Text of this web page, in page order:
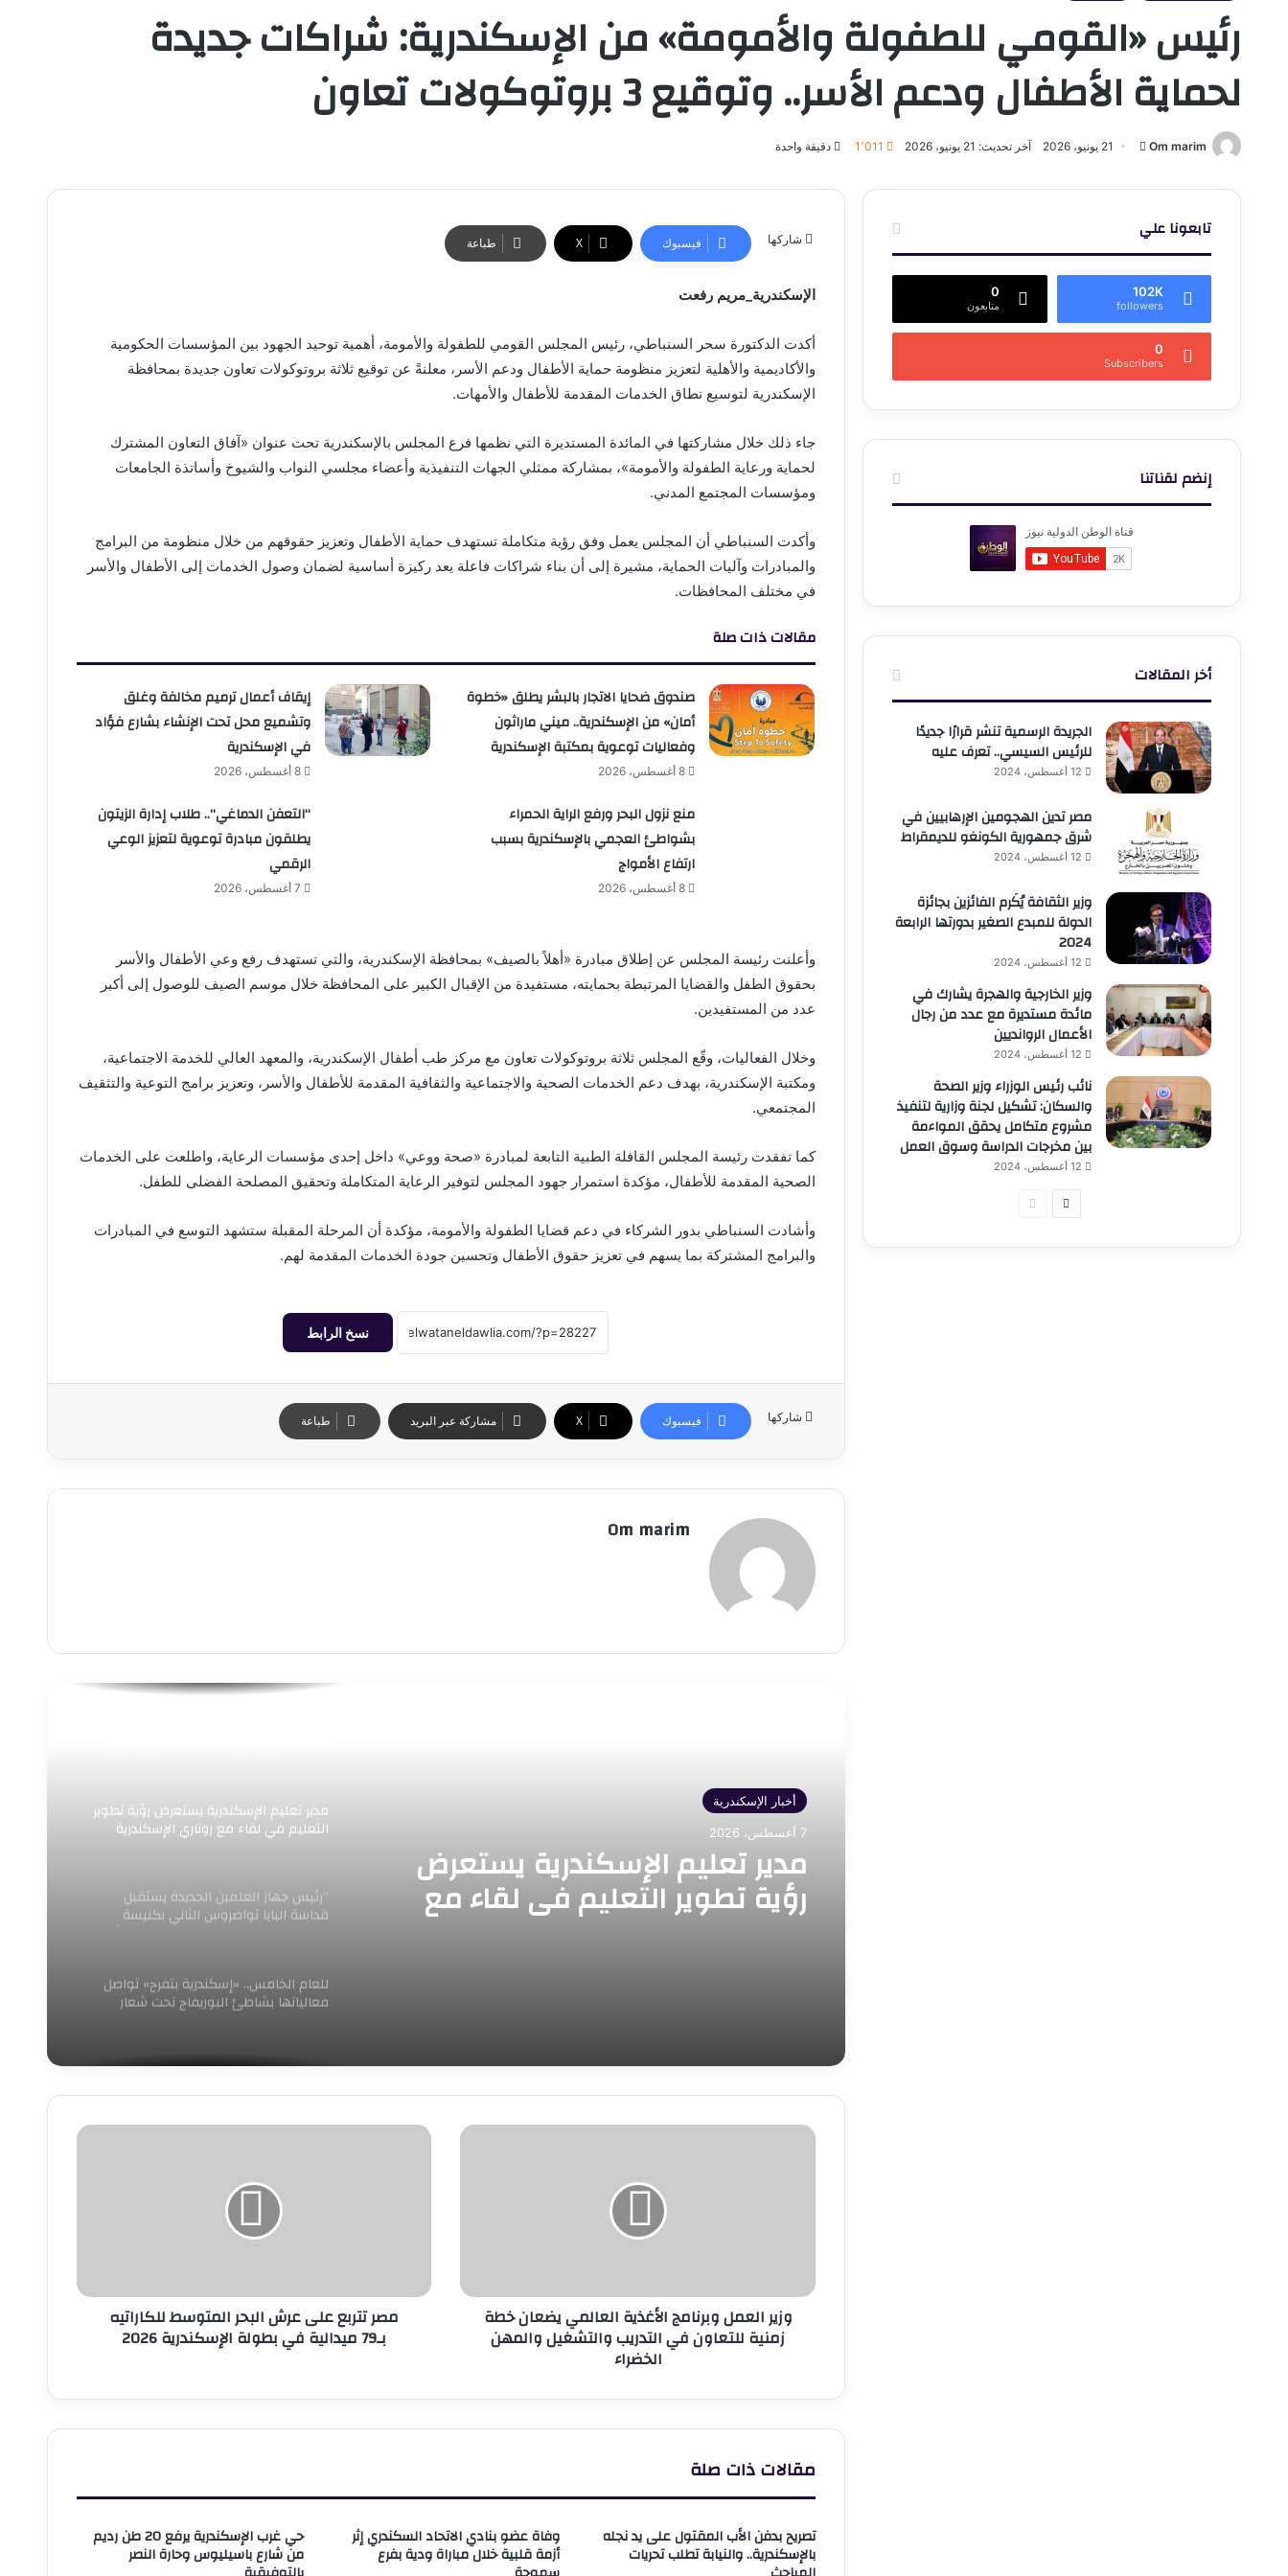
رئيس «القومي للطفولة والأمومة» من الإسكندرية: شراكات جديدة
لحماية الأطفال ودعم الأسر.. وتوقيع 3 بروتوكولات تعاون
Om marim أرسل
إلكترونيا
21 يونيو، 2026 آخر تحديث: 21 يونيو، 2026 1٬011 دقيقة واحدة
شاركها فيسبوك ‫X طباعة
الإسكندرية_مريم رفعت
أكدت الدكتورة سحر السنباطي، رئيس المجلس القومي للطفولة والأمومة، أهمية توحيد الجهود بين المؤسسات الحكومية
والأكاديمية والأهلية لتعزيز منظومة حماية الأطفال ودعم الأسر، معلنةً عن توقيع ثلاثة بروتوكولات تعاون جديدة بمحافظة
الإسكندرية لتوسيع نطاق الخدمات المقدمة للأطفال والأمهات.
جاء ذلك خلال مشاركتها في المائدة المستديرة التي نظمها فرع المجلس بالإسكندرية تحت عنوان «آفاق التعاون المشترك
لحماية ورعاية الطفولة والأمومة»، بمشاركة ممثلي الجهات التنفيذية وأعضاء مجلسي النواب والشيوخ وأساتذة الجامعات
ومؤسسات المجتمع المدني.
وأكدت السنباطي أن المجلس يعمل وفق رؤية متكاملة تستهدف حماية الأطفال وتعزيز حقوقهم من خلال منظومة من البرامج
والمبادرات وآليات الحماية، مشيرة إلى أن بناء شراكات فاعلة يعد ركيزة أساسية لضمان وصول الخدمات إلى الأطفال والأسر
في مختلف المحافظات.
مقالات ذات صلة
صندوق ضحايا الاتجار بالبشر يطلق «خطوة
أمان» من الإسكندرية.. ميني ماراثون
وفعاليات توعوية بمكتبة الإسكندرية
8 أغسطس، 2026
إيقاف أعمال ترميم مخالفة وغلق
وتشميع محل تحت الإنشاء بشارع فؤاد
في الإسكندرية
8 أغسطس، 2026
منع نزول البحر ورفع الراية الحمراء
بشواطئ العجمي بالإسكندرية بسبب
ارتفاع الأمواج
8 أغسطس، 2026
“التعفن الدماغي”.. طلاب إدارة الزيتون
يطلقون مبادرة توعوية لتعزيز الوعي
الرقمي
7 أغسطس، 2026
وأعلنت رئيسة المجلس عن إطلاق مبادرة «أهلاً بالصيف» بمحافظة الإسكندرية، والتي تستهدف رفع وعي الأطفال والأسر
بحقوق الطفل والقضايا المرتبطة بحمايته، مستفيدة من الإقبال الكبير على المحافظة خلال موسم الصيف للوصول إلى أكبر
عدد من المستفيدين.
وخلال الفعاليات، وقّع المجلس ثلاثة بروتوكولات تعاون مع مركز طب أطفال الإسكندرية، والمعهد العالي للخدمة الاجتماعية،
ومكتبة الإسكندرية، بهدف دعم الخدمات الصحية والاجتماعية والثقافية المقدمة للأطفال والأسر، وتعزيز برامج التوعية والتثقيف
المجتمعي.
كما تفقدت رئيسة المجلس القافلة الطبية التابعة لمبادرة «صحة ووعي» داخل إحدى مؤسسات الرعاية، واطلعت على الخدمات
الصحية المقدمة للأطفال، مؤكدة استمرار جهود المجلس لتوفير الرعاية المتكاملة وتحقيق المصلحة الفضلى للطفل.
وأشادت السنباطي بدور الشركاء في دعم قضايا الطفولة والأمومة، مؤكدة أن المرحلة المقبلة ستشهد التوسع في المبادرات
والبرامج المشتركة بما يسهم في تعزيز حقوق الأطفال وتحسين جودة الخدمات المقدمة لهم.
نسخ الرابط
شاركها فيسبوك ‫X مشاركة عبر البريد طباعة
Om marim
أخبار الإسكندرية
7 أغسطس، 2026
مدير تعليم الإسكندرية يستعرض
رؤية تطوير التعليم في لقاء مع
روتاري الإسكندرية
مدير تعليم الإسكندرية يستعرض رؤية تطوير
التعليم في لقاء مع روتاري الإسكندرية
“رئيس جهاز العلمين الجديدة يستقبل
قداسة البابا تواضروس الثاني بكنيسة
السيدة العذراء والشهيد مارجرجس والأمير
للعام الخامس.. «إسكندرية بتفرح» تواصل
فعالياتها بشاطئ البوريفاج تحت شعار
وزير
للتعاون
التدريب
وزير العمل وبرنامج الأغذية العالمي يضعان خطة
زمنية للتعاون في التدريب والتشغيل والمهن
الخضراء
مصر
ميدالية
مصر تتربع على عرش البحر المتوسط للكاراتيه
بـ79 ميدالية في بطولة الإسكندرية 2026
مقالات ذات صلة
تصريح بدفن الأب المقتول على يد نجله
بالإسكندرية.. والنيابة تطلب تحريات
وفاة عضو بنادي الاتحاد السكندري إثر
أزمة قلبية خلال مباراة ودية بفرع
حي غرب الإسكندرية يرفع 20 طن رديم
من شارع باسيليوس وحارة النصر
تابعونا علي
102K
followers
0
متابعون
0
Subscribers
إنضم لقناتنا
أخر المقالات
الجريدة الرسمية تنشر قرارًا جديدًا
للرئيس السيسي.. تعرف عليه
12 أغسطس، 2024
مصر تدين الهجومين الإرهابيين في
شرق جمهورية الكونغو للديمقراط
12 أغسطس، 2024
وزير الثقافة يُكَرم الفائزين بجائزة
الدولة للمبدع الصغير بدورتها الرابعة
2024
12 أغسطس، 2024
وزير الخارجية والهجرة يشارك في
مائدة مستديرة مع عدد من رجال
الأعمال الروانديين
12 أغسطس، 2024
نائب رئيس الوزراء وزير الصحة
والسكان: تشكيل لجنة وزارية لتنفيذ
مشروع متكامل يحقق المواءمة
بين مخرجات الدراسة وسوق العمل
12 أغسطس، 2024
الصفحةالصفحة